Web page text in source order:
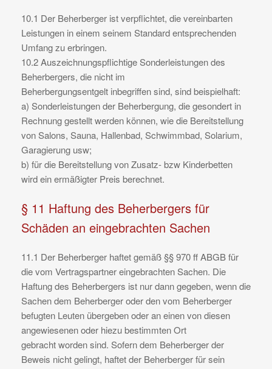
10.1 Der Beherberger ist verpflichtet, die vereinbarten
Leistungen in einem seinem Standard entsprechenden
Umfang zu erbringen.
10.2 Auszeichnungspflichtige Sonderleistungen des
Beherbergers, die nicht im
Beherbergungsentgelt inbegriffen sind, sind beispielhaft:
a) Sonderleistungen der Beherbergung, die gesondert in
Rechnung gestellt werden können, wie die Bereitstellung
von Salons, Sauna, Hallenbad, Schwimmbad, Solarium,
Garagierung usw;
b) für die Bereitstellung von Zusatz- bzw Kinderbetten
wird ein ermäßigter Preis berechnet.
§ 11 Haftung des Beherbergers für
Schäden an eingebrachten Sachen
11.1 Der Beherberger haftet gemäß §§ 970 ff ABGB für
die vom Vertragspartner eingebrachten Sachen. Die
Haftung des Beherbergers ist nur dann gegeben, wenn die
Sachen dem Beherberger oder den vom Beherberger
befugten Leuten übergeben oder an einen von diesen
angewiesenen oder hiezu bestimmten Ort
gebracht worden sind. Sofern dem Beherberger der
Beweis nicht gelingt, haftet der Beherberger für sein